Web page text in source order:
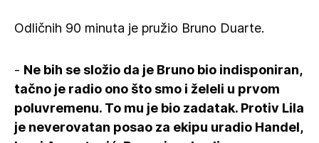
Odličnih 90 minuta je pružio Bruno Duarte.
- Ne bih se složio da je Bruno bio indisponiran,
tačno je radio ono što smo i želeli u prvom
poluvremenu. To mu je bio zadatak. Protiv Lila
je neverovatan posao za ekipu uradio Handel,